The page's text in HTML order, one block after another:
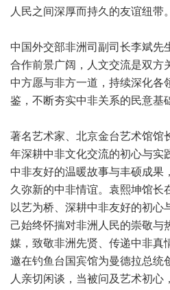
人民之间深厚而持久的友谊纽带
中国外交部非洲司副司长李斌先
合作前景广阔，人文交流是双方
中方愿与非方一道，持续深化各
鉴，不断夯实中非关系的民意基
著名艺术家、北京金台艺术馆馆
年深耕中非文化交流的初心与实
中非友好的温暖故事与丰硕成果
久弥新的中非情谊。袁熙坤馆长
以艺为桥、深耕中非友好的初心
己始终怀揣对非洲人民的崇敬与
媒，致敬非洲先贤、传递中非真
邀在钓鱼台国宾馆为曼德拉总统
人亲切闲谈，当被问及艺术初心